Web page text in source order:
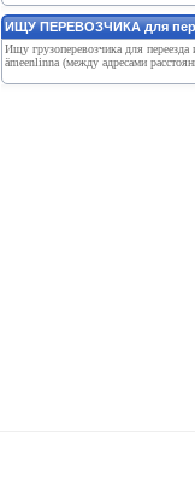
ИЩУ ПЕРЕВОЗЧИКА для
Ищу грузоперевозчика для
ämeenlinna (между адресами